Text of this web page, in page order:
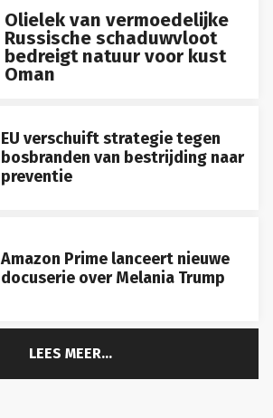
Olielek van vermoedelijke
Russische schaduwvloot
bedreigt natuur voor kust
Oman
EU verschuift strategie tegen
bosbranden van bestrijding naar
preventie
Amazon Prime lanceert nieuwe
docuserie over Melania Trump
LEES MEER...